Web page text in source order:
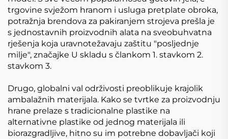
trgovine svježom hranom i usluga pretplate obroka,
potražnja brendova za pakiranjem strojeva prešla je
s jednostavnih proizvodnih alata na sveobuhvatna
rješenja koja uravnotežavaju zaštitu "posljednje
milje", značajke U skladu s člankom 1. stavkom 2.
stavkom 3.
Drugo, globalni val održivosti preoblikuje krajolik
ambalažnih materijala. Kako se tvrtke za proizvodnju
hrane prelaze s tradicionalne plastike na
alternativne plastike od jednog materijala ili
biorazgradljive, hitno su im potrebne dobavljači koji